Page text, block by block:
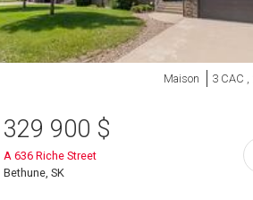
Maison 3 CAC ,
329 900 $
A 636 Riche Street
Bethune, SK